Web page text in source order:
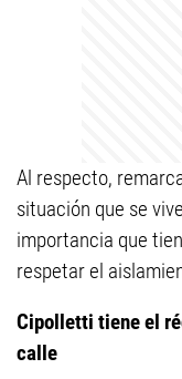
Al respecto,
situación que se
importancia que
respetar el
Cipolletti tiene el
calle